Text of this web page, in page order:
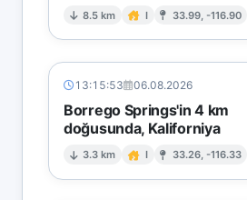
8.5 km I 33.99, -116.90
13:15:53 06.08.2026
Borrego Springs'in 4 km
doğusunda, Kaliforniya
3.3 km I 33.26, -116.33